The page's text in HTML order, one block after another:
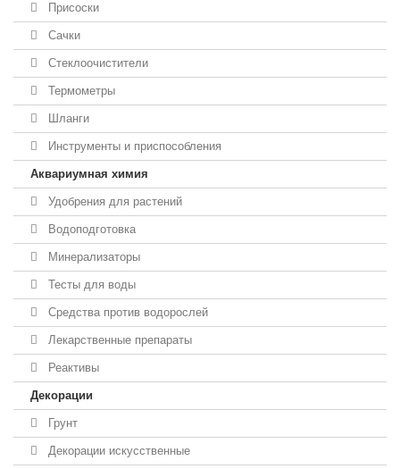
Присоски
Сачки
Стеклоочистители
Термометры
Шланги
Инструменты и приспособления
Аквариумная химия
Удобрения для растений
Водоподготовка
Минерализаторы
Тесты для воды
Средства против водорослей
Лекарственные препараты
Реактивы
Декорации
Грунт
Декорации искусственные